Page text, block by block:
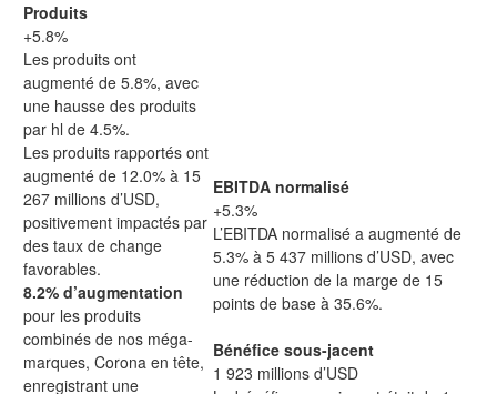
Produits
+5.8%
Les produits ont
augmenté de 5.8%, avec
une hausse des produits
par hl de 4.5%.
Les produits rapportés ont
augmenté de 12.0% à 15
267 millions d’USD,
positivement impactés par
des taux de change
favorables.
8.2% d’augmentation
pour les produits
combinés de nos méga-
marques, Corona en tête,
enregistrant une
EBITDA normalisé
+5.3%
L’EBITDA normalisé a augmenté de
5.3% à 5 437 millions d’USD, avec
une réduction de la marge de 15
points de base à 35.6%.
Bénéfice sous-jacent
1 923 millions d’USD